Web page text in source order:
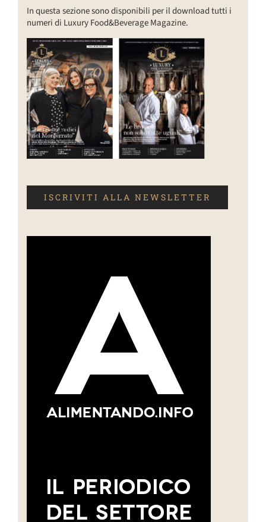
In questa sezione sono disponibili per il download tutti i
numeri di Luxury Food&Beverage Magazine.
ISCRIVITI ALLA NEWSLETTER